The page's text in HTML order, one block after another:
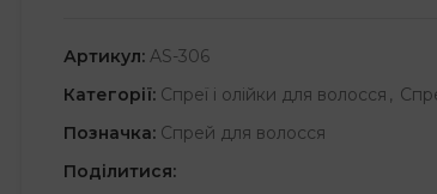
Артикул:AS-306
Категорії: Спреї і олійки для волосся ,
Позначка: Спрей для волосся
Поділитися: